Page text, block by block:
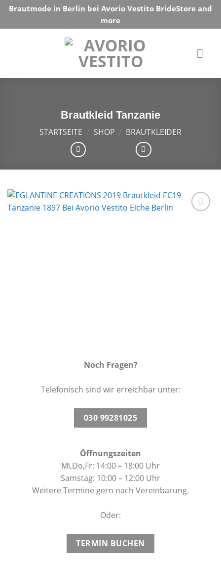
Skip
content
Brautmode in Berlin bei Avorio Vestito BrideStore and
more
Brautkleid Tanzanie
STARTSEITE / SHOP / BRAUTKLEIDER
Noch Fragen?
Telefonisch sind wir erreichbar unter:
030 99281025
Öffnungszeiten
Mi,Do,Fr: 14:00 – 18:00 Uhr
Samstag: 10:00 – 12:00 Uhr
Weitere Termine gern nach Vereinbarung.
Oder:
TERMIN BUCHEN